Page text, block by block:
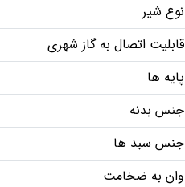
نوع شیر
قابلیت اتصال به گاز شهری
پایه ها
جنس بدنه
جنس سبد ها
وان به ضخامت